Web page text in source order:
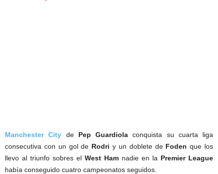
Manchester City de Pep Guardiola conquista su cuarta liga
consecutiva con un gol de Rodri y un doblete de Foden que los
llevo al triunfo sobres el West Ham nadie en la Premier League
había conseguido cuatro campeonatos seguidos.